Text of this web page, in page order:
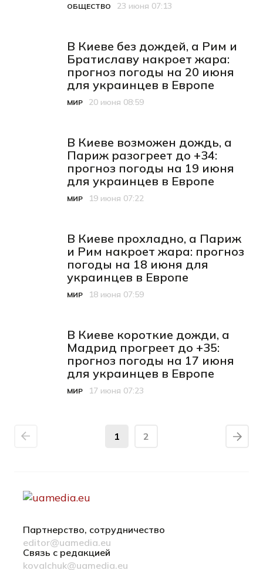
Категория
ОБЩЕСТВО
Дата публикации
23 июня 07:13
В Киеве без дождей, а Рим и
Братиславу накроет жара:
прогноз погоды на 20 июня
для украинцев в Европе
Категория
МИР
Дата публикации
20 июня 08:59
В Киеве возможен дождь, а
Париж разогреет до +34:
прогноз погоды на 19 июня
для украинцев в Европе
Категория
МИР
Дата публикации
19 июня 07:22
В Киеве прохладно, а Париж
и Рим накроет жара: прогноз
погоды на 18 июня для
украинцев в Европе
Категория
МИР
Дата публикации
18 июня 07:59
В Киеве короткие дожди, а
Мадрид прогреет до +35:
прогноз погоды на 17 июня
для украинцев в Европе
Категория
МИР
Дата публикации
17 июня 07:23
1 2
Партнерство, сотрудничество
editor@uamedia.eu
Связь с редакцией
kovalchuk@uamedia.eu